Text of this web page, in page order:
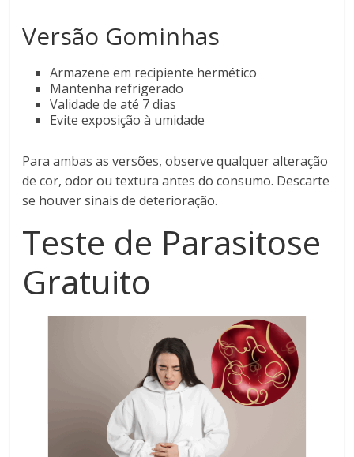
Versão Gominhas
Armazene em recipiente hermético
Mantenha refrigerado
Validade de até 7 dias
Evite exposição à umidade
Para ambas as versões, observe qualquer alteração
de cor, odor ou textura antes do consumo. Descarte
se houver sinais de deterioração.
Teste de Parasitose
Gratuito